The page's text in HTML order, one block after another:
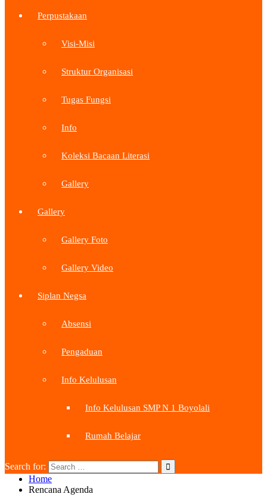
Perpustakaan
Visi-Misi
Struktur Organisasi
Tugas Fungsi
Info
Koleksi Bacaan Literasi
Gallery
Gallery
Gallery Foto
Gallery Video
Siplan Negsa
Absensi
Pengaduan
Info Kelulusan
Info Kelulusan SMP N 1 Boyolali
Rumah Belajar
Search for:
Home
Rencana Agenda